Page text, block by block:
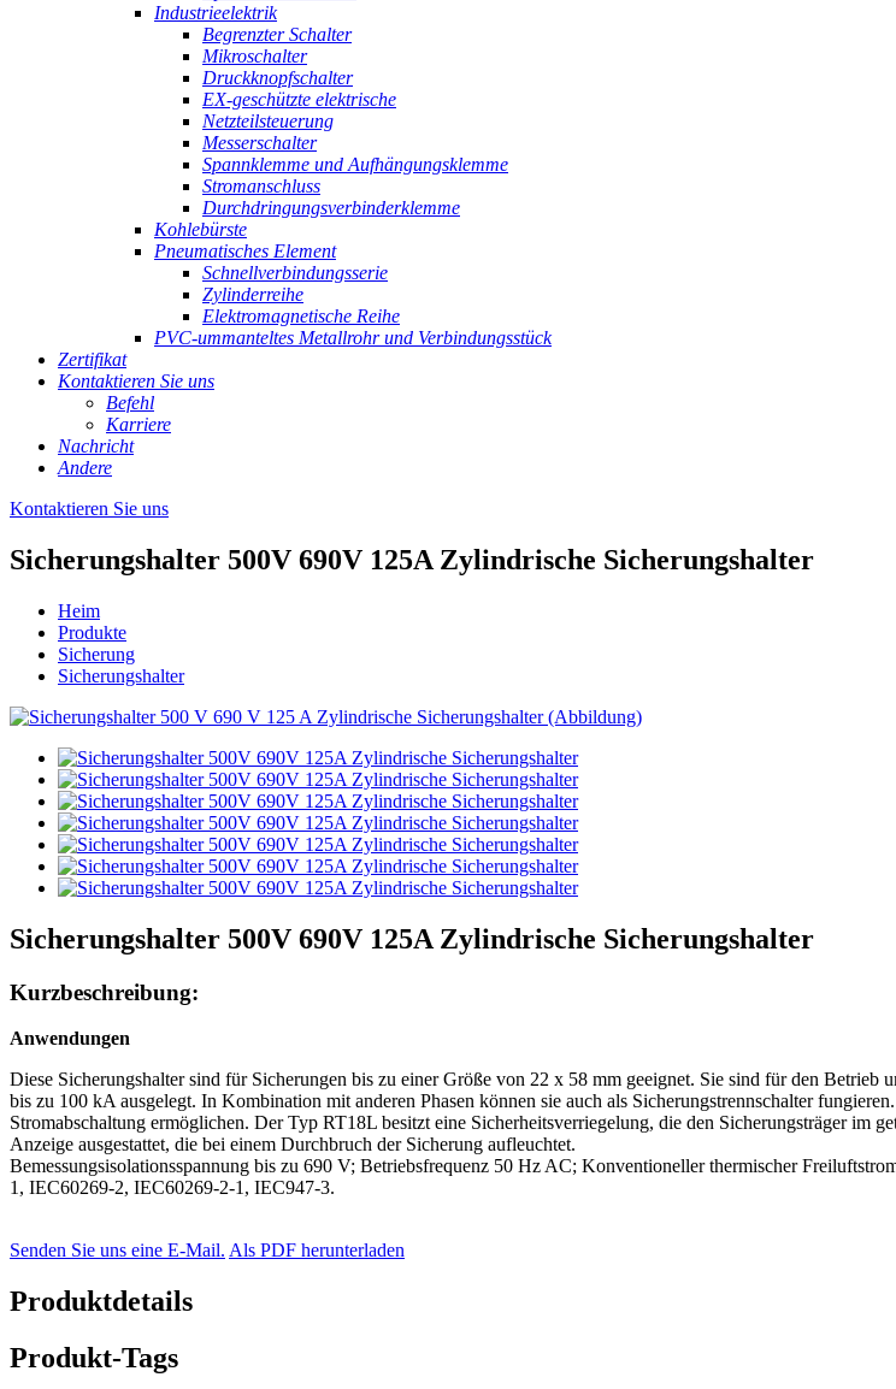
Industrieelektrik
Begrenzter Schalter
Mikroschalter
Druckknopfschalter
EX-geschützte elektrische
Netzteilsteuerung
Messerschalter
Spannklemme und Aufhängungsklemme
Stromanschluss
Durchdringungsverbinderklemme
Kohlebürste
Pneumatisches Element
Schnellverbindungsserie
Zylinderreihe
Elektromagnetische Reihe
PVC-ummanteltes Metallrohr und Verbindungsstück
Zertifikat
Kontaktieren Sie uns
Befehl
Karriere
Nachricht
Andere
Kontaktieren Sie uns
Sicherungshalter 500V 690V 125A Zylindrische Sicherungshalter
Heim
Produkte
Sicherung
Sicherungshalter
Sicherungshalter 500V 690V 125A Zylindrische Sicherungshalter
Kurzbeschreibung:
Anwendungen
Diese Sicherungshalter sind für Sicherungen bis zu einer Größe von 22 x 58 mm geeignet. Sie sind für den
bis zu 100 kA ausgelegt. In Kombination mit anderen Phasen können sie auch als Sicherungstrennschalter
Stromabschaltung ermöglichen. Der Typ RT18L besitzt eine Sicherheitsverriegelung, die den Sicherungsträger im
Anzeige ausgestattet, die bei einem Durchbruch der Sicherung aufleuchtet.
Bemessungsisolationsspannung bis zu 690 V; Betriebsfrequenz 50 Hz AC; Konventioneller thermischer
1, IEC60269-2, IEC60269-2-1, IEC947-3.
Senden Sie uns eine E-Mail. Als PDF herunterladen
Produktdetails
Produkt-Tags